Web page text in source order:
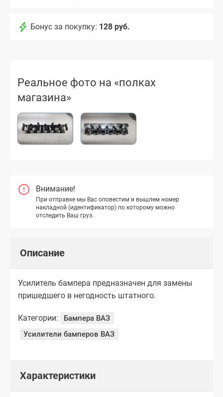
Бонус за покупку: 128 руб.
Реальное фото на «полках
магазина»
Внимание!
При отправке мы Вас оповестим и вышлем номер
накладной (идентификатор) по которому можно
отследить Ваш груз.
Описание
Усилитель бампера предназначен для замены
пришедшего в негодность штатного.
Категории:
Бампера ВАЗ
Усилители бамперов ВАЗ
Характеристики